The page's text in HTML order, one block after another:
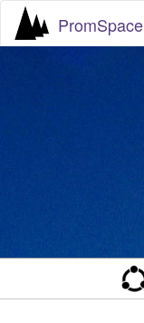
PromSpace